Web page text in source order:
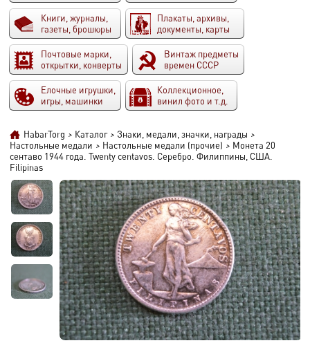
Книги, журналы,
газеты, брошюры
Плакаты, архивы,
документы, карты
Почтовые марки,
открытки, конверты
Винтаж предметы
времен СССР
Елочные игрушки,
игры, машинки
Коллекционное,
винил фото и т.д.
HabarTorg > Каталог > Знаки, медали, значки, награды >
Настольные медали > Настольные медали (прочие) > Монета 20
сентаво 1944 года. Twenty centavos. Серебро. Филиппины, США.
Filipinas